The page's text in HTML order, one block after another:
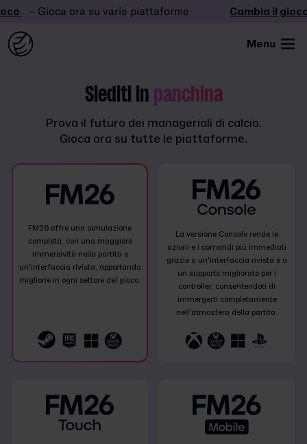
– Gioca ora su varie piattaforme Cambia il gioco
Menu
Siediti in panchina
Prova il futuro dei manageriali di calcio.
Gioca ora su tutte le piattaforme.
FM26 offre una simulazione
completa, con una maggiore
immersività nella partita e
un'interfaccia rivista, apportando
migliorie in ogni settore del gioco.
La versione Console rende le
azioni e i comandi più immediati
grazie a un'interfaccia rivista e a
un supporto migliorato per i
controller, consentendoti di
immergerti completamente
nell'atmosfera della partita.